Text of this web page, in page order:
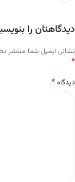
دیدگاهتان را
نشانی ایمیل شما منتشر
*
دیدگاه*